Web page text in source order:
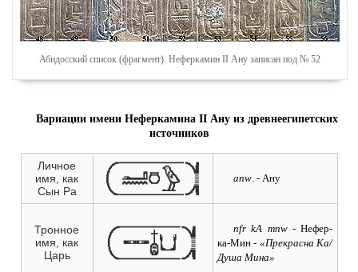
Абидосский список (фрагмент). Неферкамин II Ану записан под № 52
Вариации имени Неферкамина II Ану из древнеегипетских
источников
Личное
имя, как
Сын Ра
anw . - Ану
Тронное
имя, как
Царь
nfr kA mnw- Нефер-
ка-Мин - «Прекрасна Ка/
Душа Мина»